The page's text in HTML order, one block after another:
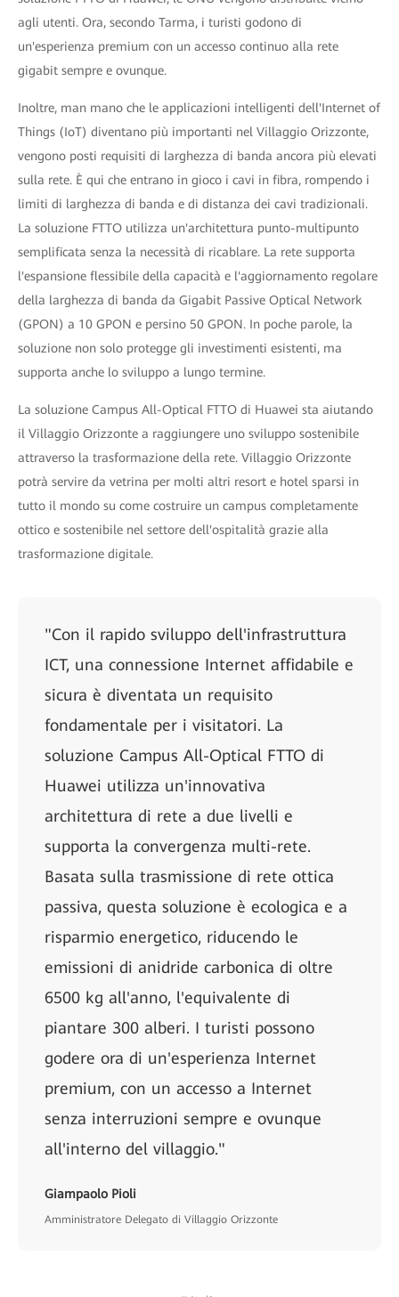
agli utenti. Ora, secondo Tarma, i turisti godono di
un'esperienza premium con un accesso continuo alla rete
gigabit sempre e ovunque.
Inoltre, man mano che le applicazioni intelligenti dell'Internet of
Things (IoT) diventano più importanti nel Villaggio Orizzonte,
vengono posti requisiti di larghezza di banda ancora più elevati
sulla rete. È qui che entrano in gioco i cavi in ​​fibra, rompendo i
limiti di larghezza di banda e di distanza dei cavi tradizionali.
La soluzione FTTO utilizza un'architettura punto-multipunto
semplificata senza la necessità di ricablare. La rete supporta
l'espansione flessibile della capacità e l'aggiornamento regolare
della larghezza di banda da Gigabit Passive Optical Network
(GPON) a 10 GPON e persino 50 GPON. In poche parole, la
soluzione non solo protegge gli investimenti esistenti, ma
supporta anche lo sviluppo a lungo termine.
La soluzione Campus All-Optical FTTO di Huawei sta aiutando
il Villaggio Orizzonte a raggiungere uno sviluppo sostenibile
attraverso la trasformazione della rete. Villaggio Orizzonte
potrà servire da vetrina per molti altri resort e hotel sparsi in
tutto il mondo su come costruire un campus completamente
ottico e sostenibile nel settore dell'ospitalità grazie alla
trasformazione digitale.
"Con il rapido sviluppo dell'infrastruttura
ICT, una connessione Internet affidabile e
sicura è diventata un requisito
fondamentale per i visitatori. La
soluzione Campus All-Optical FTTO di
Huawei utilizza un'innovativa
architettura di rete a due livelli e
supporta la convergenza multi-rete.
Basata sulla trasmissione di rete ottica
passiva, questa soluzione è ecologica e a
risparmio energetico, riducendo le
emissioni di anidride carbonica di oltre
6500 kg all'anno, l'equivalente di
piantare 300 alberi. I turisti possono
godere ora di un'esperienza Internet
premium, con un accesso a Internet
senza interruzioni sempre e ovunque
all'interno del villaggio."
Giampaolo Pioli
Amministratore Delegato di Villaggio Orizzonte